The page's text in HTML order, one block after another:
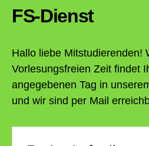
FS-Dienst
Hallo liebe Mitstudierenden!
Vorlesungsfreien Zeit findet
angegebenen Tag in
und wir sind per Mail